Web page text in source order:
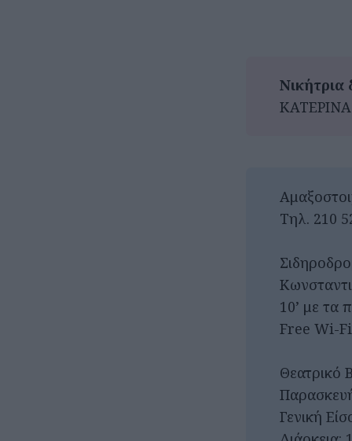
Νικήτρια
Τηλ. 210
10’ με τα
Free Wi-
Θεατρικό
Γενική